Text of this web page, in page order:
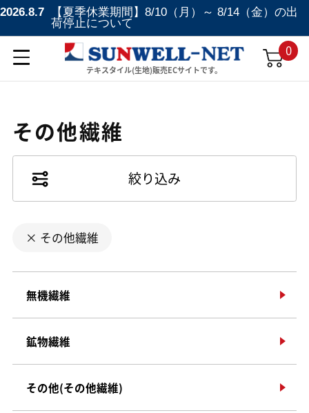
2026.8.7
【夏季休業期間】8/10（月）～ 8/14（金）の出
荷停止について
テキスタイル(生地)販売ECサイトです。
0
その他繊維
絞り込み
その他繊維
無機繊維
鉱物繊維
その他(その他繊維)